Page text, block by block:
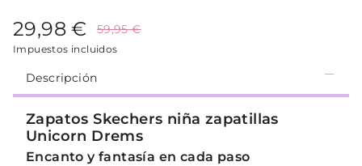
29,98 € 59,95 €
Impuestos incluidos
Descripción
Zapatos Skechers niña zapatillas
Unicorn Drems
Encanto y fantasía en cada paso